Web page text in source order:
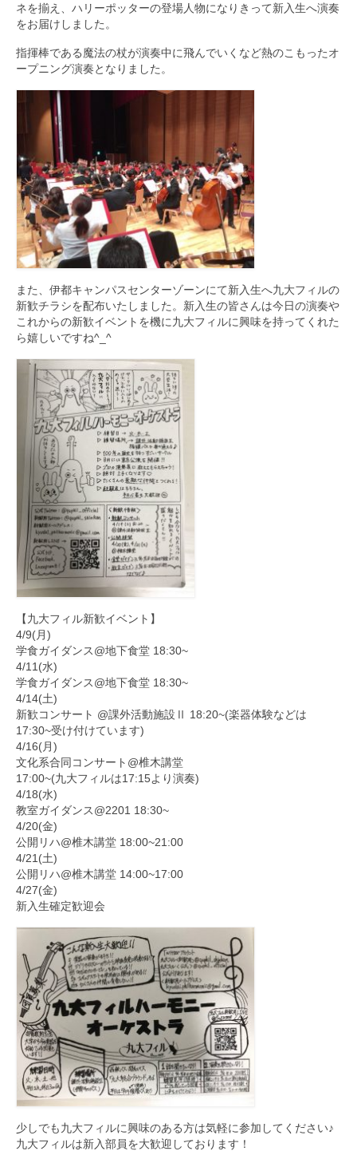
ネを揃え、ハリーポッターの登場人物になりきって新入生へ演奏
をお届けしました。
指揮棒である魔法の杖が演奏中に飛んでいくなど熱のこもったオ
ープニング演奏となりました。
また、伊都キャンパスセンターゾーンにて新入生へ九大フィルの
新歓チラシを配布いたしました。新入生の皆さんは今日の演奏や
これからの新歓イベントを機に九大フィルに興味を持ってくれた
ら嬉しいですね^_^
【九大フィル新歓イベント】
4/9(月)
学食ガイダンス@地下食堂 18:30~
4/11(水)
学食ガイダンス@地下食堂 18:30~
4/14(土)
新歓コンサート @課外活動施設Ⅱ 18:20~(楽器体験などは
17:30~受け付けています)
4/16(月)
文化系合同コンサート@椎木講堂
17:00~(九大フィルは17:15より演奏)
4/18(水)
教室ガイダンス@2201 18:30~
4/20(金)
公開リハ@椎木講堂 18:00~21:00
4/21(土)
公開リハ@椎木講堂 14:00~17:00
4/27(金)
新入生確定歓迎会
少しでも九大フィルに興味のある方は気軽に参加してください♪
九大フィルは新入部員を大歓迎しております！